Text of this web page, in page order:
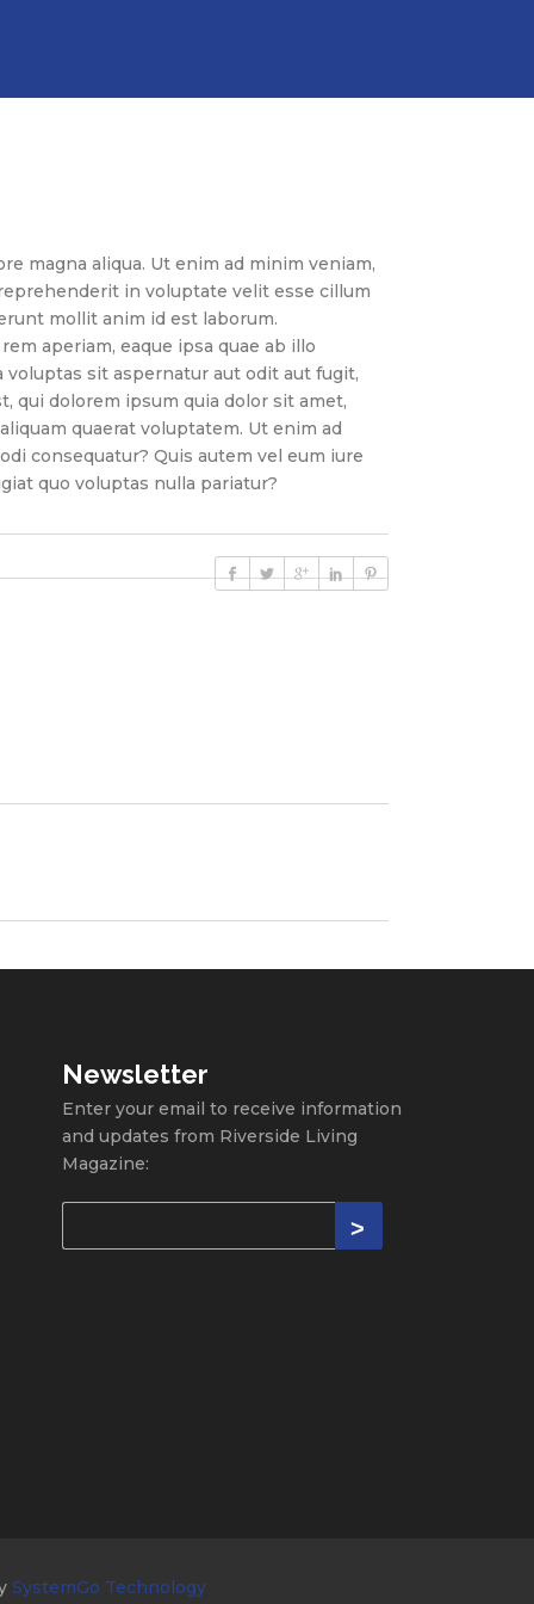
magna aliqua. Ut enim ad minim veniam,
in voluptate velit esse cillum
mollit anim id est laborum.
aperiam, eaque ipsa quae ab illo
sit aspernatur aut odit aut fugit,
qui dolorem ipsum quia dolor sit amet,
quaerat voluptatem. Ut enim ad
consequatur? Quis autem vel eum iure
quo voluptas nulla pariatur?
Newsletter
Enter your email to receive information
and updates from Riverside Living
Magazine:
SystemGo Technology